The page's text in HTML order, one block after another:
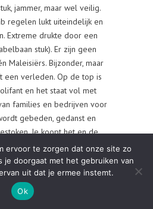
jammer, maar wel veilig.
regelen lukt uiteindelijk en
Extreme drukte door een
stuk). Er zijn geen
Maleisiërs. Bijzonder, maar
een verleden. Op de top is
en het staat vol met
families en bedrijven voor
gebeden, gedanst en
Je koopt het en de
het af, 10.000 klapper, na
van boosheid.
Alles!
en de terugreis.. gingen we
ontduiken in de mall.
ervoor te zorgen dat onze site zo
je doorgaat met het gebruiken van
uit dat je ermee instemt.
Ok